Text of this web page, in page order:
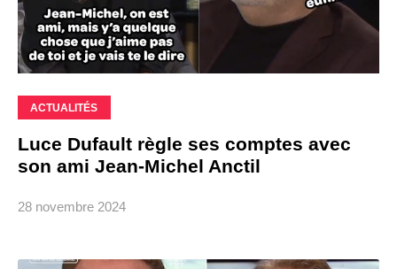
ACTUALITÉS
Luce Dufault règle ses comptes avec
son ami Jean-Michel Anctil
28 novembre 2024